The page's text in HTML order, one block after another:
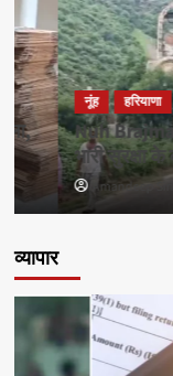
नूंह हरियाणा
Nuh Brajmandal
भारी सुरक्षा के
Amandeep Singh
व्यापार